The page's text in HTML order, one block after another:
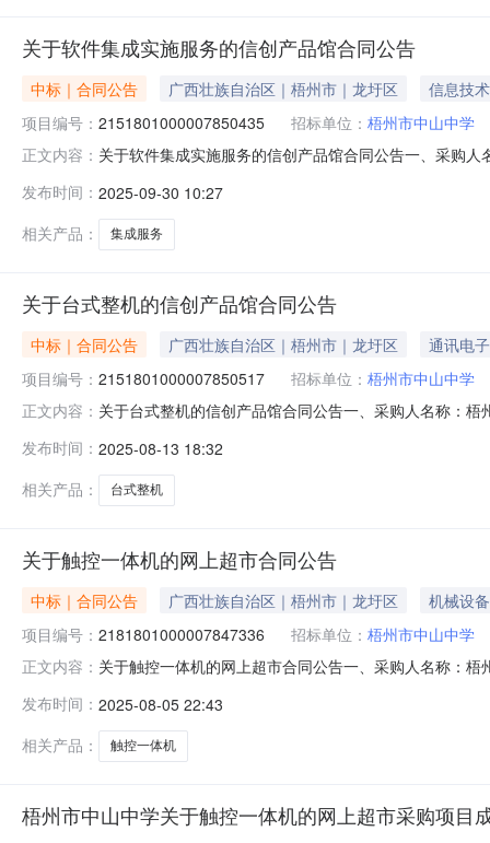
关于软件集成实施服务的信创产品馆合同公告
中标｜合同公告 广西壮族自治区｜梧州市｜龙圩区
信息技术
项目编号： 2151801000007850435 招标单位： 梧州市中山中学
正文内容： 关于软件集成实施服务的信创产品馆合同公告一、采购
限公司集成服务(包含售前咨询、适配建议、含流式软件
发布时间： 2025-09-30 10:27
相关产品：
集成服务
关于台式整机的信创产品馆合同公告
中标｜合同公告 广西壮族自治区｜梧州市｜龙圩区
通讯电子
项目编号： 2151801000007850517 招标单位： 梧州市中山中学
正文内容： 关于台式整机的信创产品馆合同公告一、采购人名称：
M9008GB+256GB+1TB）带光驱/配23.8英寸显示器数
发布时间： 2025-08-13 18:32
相关产品：
台式整机
关于触控一体机的网上超市合同公告
中标｜合同公告 广西壮族自治区｜梧州市｜龙圩区
机械设备
项目编号： 2181801000007847336 招标单位： 梧州市中山中学
正文内容： 关于触控一体机的网上超市合同公告一、采购人名称：
沃/seewoMC86GEE台1.002760027600服务要求或标的
发布时间： 2025-08-05 22:43
相关产品：
触控一体机
梧州市中山中学关于触控一体机的网上超市采购项目